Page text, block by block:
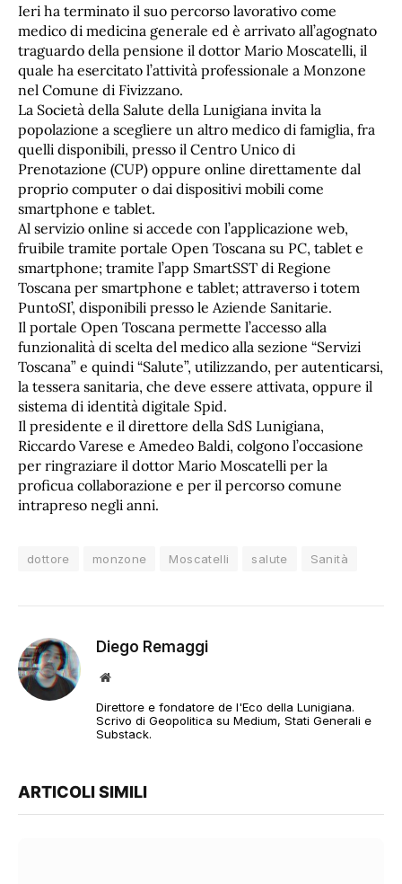
Ieri ha terminato il suo percorso lavorativo come
medico di medicina generale ed è arrivato all’agognato
traguardo della pensione il dottor Mario Moscatelli, il
quale ha esercitato l’attività professionale a Monzone
nel Comune di Fivizzano.
La Società della Salute della Lunigiana invita la
popolazione a scegliere un altro medico di famiglia, fra
quelli disponibili, presso il Centro Unico di
Prenotazione (CUP) oppure online direttamente dal
proprio computer o dai dispositivi mobili come
smartphone e tablet.
Al servizio online si accede con l’applicazione web,
fruibile tramite portale Open Toscana su PC, tablet e
smartphone; tramite l’app SmartSST di Regione
Toscana per smartphone e tablet; attraverso i totem
PuntoSI’, disponibili presso le Aziende Sanitarie.
Il portale Open Toscana permette l’accesso alla
funzionalità di scelta del medico alla sezione “Servizi
Toscana” e quindi “Salute”, utilizzando, per autenticarsi,
la tessera sanitaria, che deve essere attivata, oppure il
sistema di identità digitale Spid.
Il presidente e il direttore della SdS Lunigiana,
Riccardo Varese e Amedeo Baldi, colgono l’occasione
per ringraziare il dottor Mario Moscatelli per la
proficua collaborazione e per il percorso comune
intrapreso negli anni.
dottore monzone Moscatelli salute Sanità
Diego Remaggi
Sito
Direttore e fondatore de l'Eco della Lunigiana.
Scrivo di Geopolitica su Medium, Stati Generali e
Substack.
ARTICOLI SIMILI